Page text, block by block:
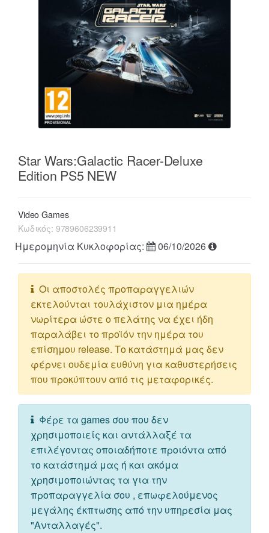
Star Wars:Galactic Racer-Deluxe
Edition PS5 NEW
Video Games
Κωδικός: 9789606239911
Ημερομηνία Κυκλοφορίας: 06/10/2026
Οι αποστολές προπαραγγελιών
εκτελούνται τουλάχιστον μια ημέρα
νωρίτερα ώστε ο πελάτης να έχει ήδη
παραλάβει το προϊόν την ημέρα του
επίσημου release. Το κατάστημά μας δεν
φέρνει ουδεμία ευθύνη για καθυστερήσεις
που προκύπτουν από τις μεταφορικές.
Φέρε τα games σου που δεν
χρησιμοποιείς και αντάλλαξέ τα
επιλέγοντας οποιαδήποτε προιόντα από
το κατάστημά μας ή και ακόμα
χρησιμοποιώντας τα για την
προπαραγγελία σου , επωφελούμενος
μεγάλης έκπτωσης από την υπηρεσία μας
"Ανταλλαγές".